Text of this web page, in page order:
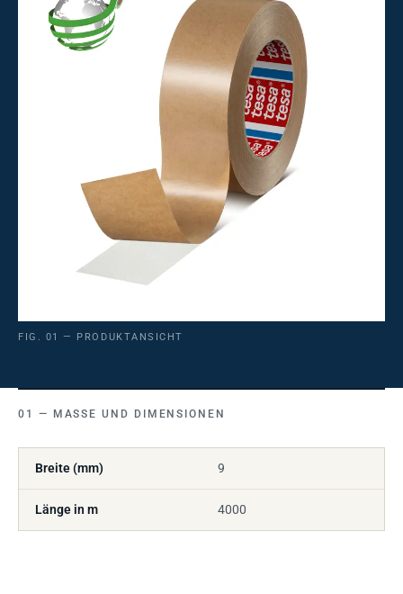
FIG. 01 — PRODUKTANSICHT
MASSE UND DIMENSIONEN
Breite (mm) 9
Länge in m 4000